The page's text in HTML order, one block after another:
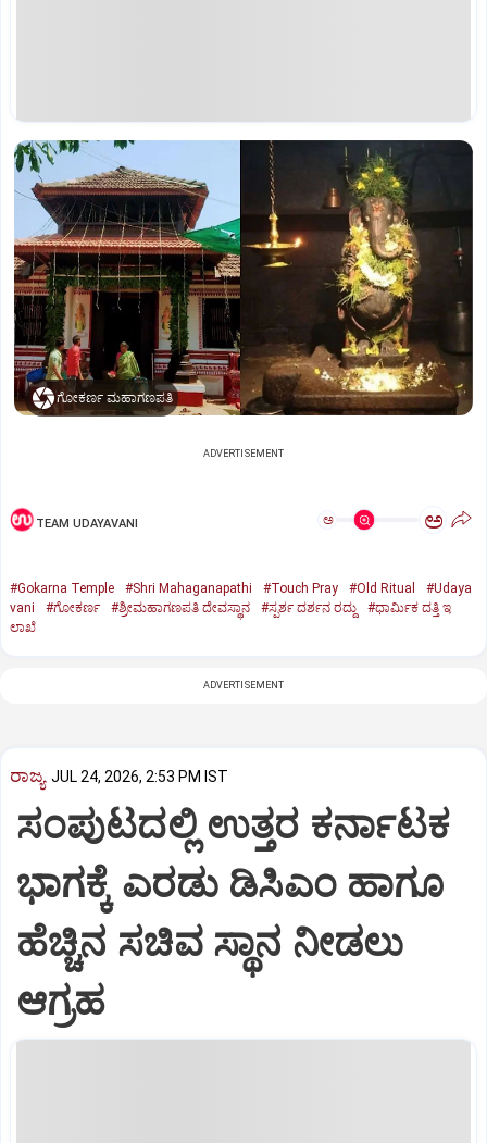
ಗೋಕರ್ಣ ಮಹಾಗಣಪತಿ
ADVERTISEMENT
TEAM UDAYAVANI ಅ ಅ
#Gokarna Temple #Shri Mahaganapathi #Touch Pray #Old Ritual
#Udaya
vani
#ಗೋಕರ್ಣ #ಶ್ರೀಮಹಾಗಣಪತಿ ದೇವಸ್ಥಾನ #ಸ್ಪರ್ಶ ದರ್ಶನ ರದ್ದು
#ಧಾರ್ಮಿಕ ದತ್ತಿ ಇ
ಲಾಖೆ
ADVERTISEMENT
ರಾಜ್ಯ JUL 24, 2026, 2:53 PM IST
ಸಂಪುಟದಲ್ಲಿ ಉತ್ತರ ಕರ್ನಾಟಕ
ಭಾಗಕ್ಕೆ ಎರಡು ಡಿಸಿಎಂ ಹಾಗೂ
ಹೆಚ್ಚಿನ ಸಚಿವ ಸ್ಥಾನ ನೀಡಲು
ಆಗ್ರಹ